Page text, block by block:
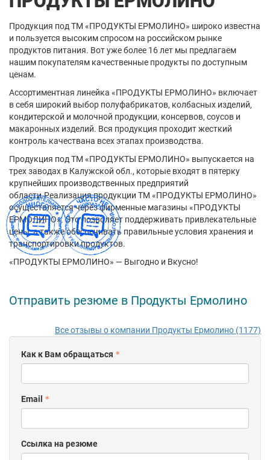
Продукция под ТМ «ПРОДУКТЫ ЕРМОЛИНО» широко известна
и пользуется высоким спросом на российском рынке
продуктов питания. Вот уже более 16 лет мы предлагаем
нашим покупателям качественные продукты по доступным
ценам.
Ассортиментная линейка «ПРОДУКТЫ ЕРМОЛИНО» включает
в себя широкий выбор полуфабрикатов, колбасных изделий,
кондитерской и молочной продукции, консервов, соусов и
макаронных изделий. Вся продукция проходит жесткий
контроль качествана всех этапах производства.
Продукция под ТМ «ПРОДУКТЫ ЕРМОЛИНО» выпускается на
трех заводах в Калужской обл., которые входят в пятерку
крупнейших производственных предприятий
области.Реализация продукции ТМ «ПРОДУКТЫ ЕРМОЛИНО»
осуществляется через фирменные магазины «ПРОДУКТЫ
ЕРМОЛИНО». Это позволяет поддерживать привлекательные
цены, а также обеспечивать правильные условия хранения и
транспортировки продуктов.
«ПРОДУКТЫ ЕРМОЛИНО» — Выгодно и Вкусно!
Отправить резюме в Продукты Ермолино
Все отзывы о компании Продукты Ермолино (1177)
Как к Вам обращаться
Email
Ссылка на резюме